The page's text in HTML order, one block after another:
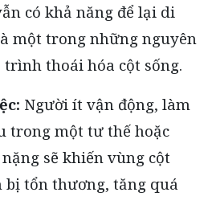
có khả năng để lại di
một trong những nguyên
thoái hóa cột sống.
Người ít vận động, làm
trong một tư thế hoặc
sẽ khiến vùng cột
tổn thương, tăng quá